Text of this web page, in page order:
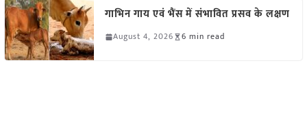
गाभिन गाय एवं भैंस में संभावित प्रसव के लक्षण
August 4, 2026 6 min read